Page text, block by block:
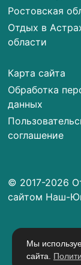
Ростовская
Отдых в
области
Карта сайта
Обработка
данных
соглашение
© 2017-2026
сайтом Наш-
Мы
сайта.